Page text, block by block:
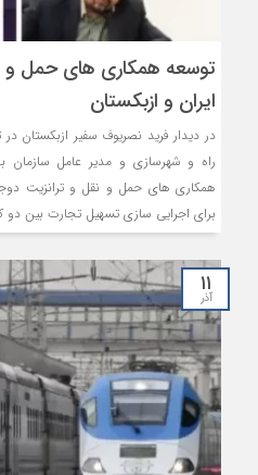
توسعه همکاری های حمل و
ایران و ازبکستان
در دیدار فرید نصریوف سفیر ازبکستان در
راه و شهرسازی و مدیر عامل سازمان
همکاری های حمل و نقل و ترانزیت
برای اجرایی سازی تسهیل تجارت بین دو
۱۱
آذر